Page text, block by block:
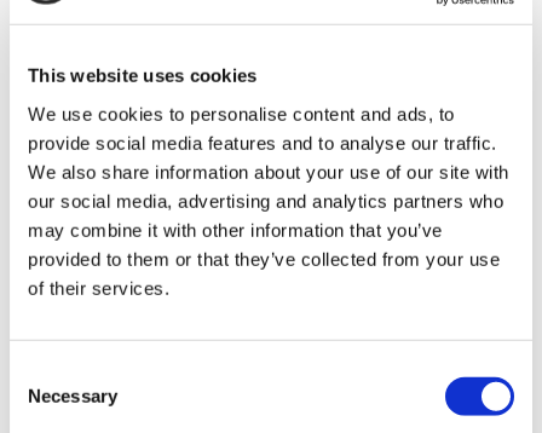
This website uses cookies
We use cookies to personalise content and ads, to
provide social media features and to analyse our traffic.
We also share information about your use of our site with
our social media, advertising and analytics partners who
may combine it with other information that you’ve
provided to them or that they’ve collected from your use
of their services.
Selection
Necessary
Brustverkleinerung Türkei
Gynäkomastie Türkei
Zahnimplantat Türkei
Veneers Türkei
Zahnkronen Türkei
Fettabsaugung Türkei
Bariatrische Chirurgie Türkei
Magenbypass Türkei
Zahnmedizin Türkei
Brazilian Butt Lift Türkei
Haartransplantation Türkei
Hollywood Lächeln Türkei
Sixpack-Chirurgie Türkei
All-on-4 Türkei